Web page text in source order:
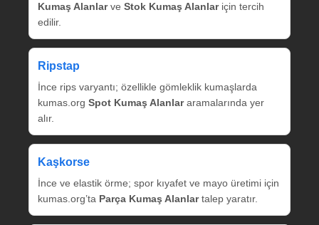
Kumaş Alanlarve Stok Kumaş Alanlariçin tercih
edilir.
Ripstap
İnce rips varyantı; özellikle gömleklik kumaşlarda
kumas.org Spot Kumaş Alanlararamalarında yer
alır.
Kaşkorse
İnce ve elastik örme; spor kıyafet ve mayo üretimi için
kumas.org’ta Parça Kumaş Alanlartalep yaratır.